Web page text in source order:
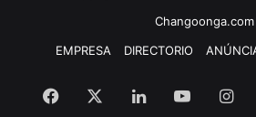
Changoonga.com
EMPRESA
DIRECTORIO
Facebook LinkedInYouTube